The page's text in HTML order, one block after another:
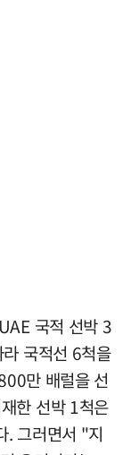
국적 선박 3
국적선 6척을
만 배럴을 선
한 선박 1척은
. 그러면서 "지